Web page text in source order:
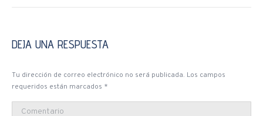
DEJA UNA RESPUESTA
Tu dirección de correo electrónico no será publicada. Los campos
requeridos están marcados *
Comentario